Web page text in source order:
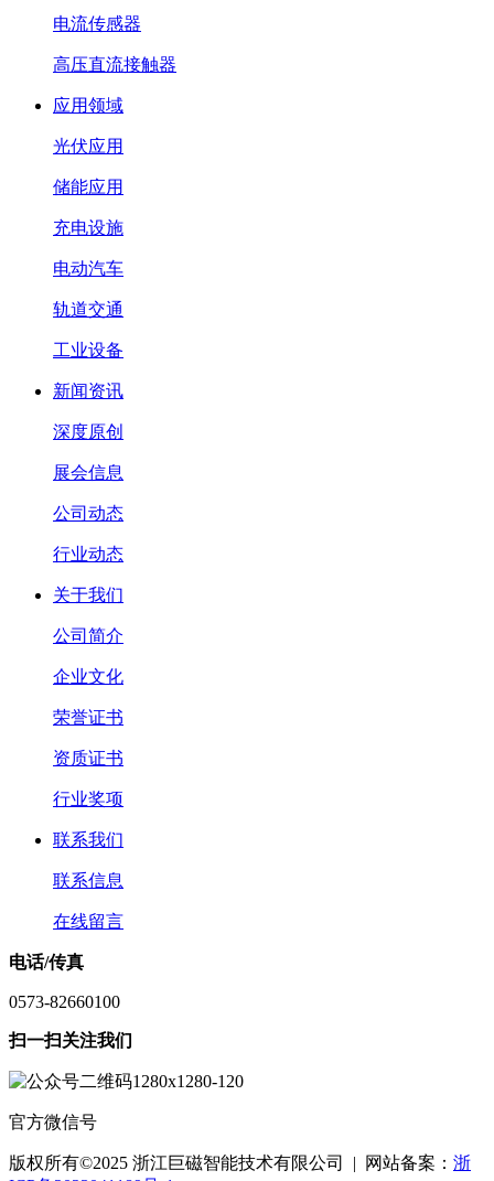
电流传感器
高压直流接触器
应用领域
光伏应用
储能应用
充电设施
电动汽车
轨道交通
工业设备
新闻资讯
深度原创
展会信息
公司动态
行业动态
关于我们
公司简介
企业文化
荣誉证书
资质证书
行业奖项
联系我们
联系信息
在线留言
电话/传真
0573-82660100
扫一扫关注我们
官方微信号
版权所有©2025 浙江巨磁智能技术有限公司 | 网站备案： 浙